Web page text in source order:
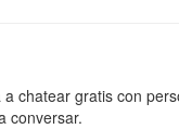
chatear gratis con
conversar.